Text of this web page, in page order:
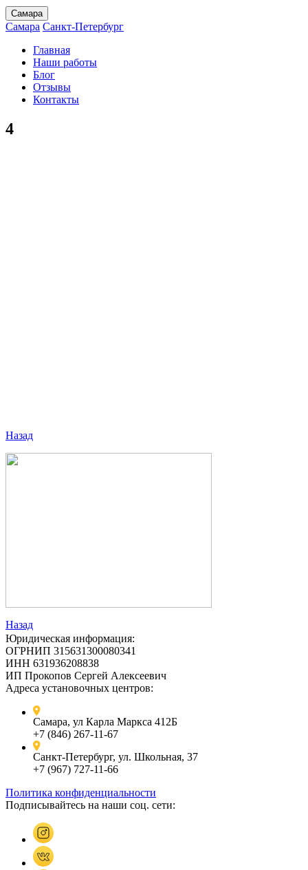
Самара
Самара Санкт-Петербург
Главная
Наши работы
Блог
Отзывы
Контакты
4
Назад
Назад
Юридическая информация:
ОГРНИП 315631300080341
ИНН 631936208838
ИП Прокопов Сергей Алексеевич
Адреса установочных центров:
Самара, ул Карла Маркса 412Б
+7 (846) 267-11-67
Санкт-Петербург, ул. Школьная, 37
+7 (967) 727-11-66
Политика конфиденциальности
Подписывайтесь на наши соц. сети: